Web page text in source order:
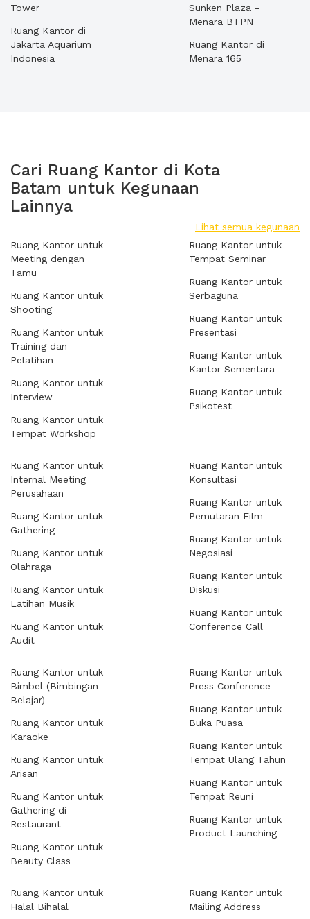
Tower
Ruang Kantor di
Jakarta Aquarium
Indonesia
Sunken Plaza -
Menara BTPN
Ruang Kantor di
Menara 165
Cari Ruang Kantor di Kota
Batam untuk Kegunaan
Lainnya
Lihat semua kegunaan
Ruang Kantor untuk
Meeting dengan
Tamu
Ruang Kantor untuk
Shooting
Ruang Kantor untuk
Training dan
Pelatihan
Ruang Kantor untuk
Interview
Ruang Kantor untuk
Tempat Workshop
Ruang Kantor untuk
Tempat Seminar
Ruang Kantor untuk
Serbaguna
Ruang Kantor untuk
Presentasi
Ruang Kantor untuk
Kantor Sementara
Ruang Kantor untuk
Psikotest
Ruang Kantor untuk
Internal Meeting
Perusahaan
Ruang Kantor untuk
Gathering
Ruang Kantor untuk
Olahraga
Ruang Kantor untuk
Latihan Musik
Ruang Kantor untuk
Audit
Ruang Kantor untuk
Konsultasi
Ruang Kantor untuk
Pemutaran Film
Ruang Kantor untuk
Negosiasi
Ruang Kantor untuk
Diskusi
Ruang Kantor untuk
Conference Call
Ruang Kantor untuk
Bimbel (Bimbingan
Belajar)
Ruang Kantor untuk
Karaoke
Ruang Kantor untuk
Arisan
Ruang Kantor untuk
Gathering di
Restaurant
Ruang Kantor untuk
Beauty Class
Ruang Kantor untuk
Press Conference
Ruang Kantor untuk
Buka Puasa
Ruang Kantor untuk
Tempat Ulang Tahun
Ruang Kantor untuk
Tempat Reuni
Ruang Kantor untuk
Product Launching
Ruang Kantor untuk
Halal Bihalal
Ruang Kantor untuk
Mailing Address